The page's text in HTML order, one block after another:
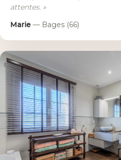
attentes. »
Marie — Bages (66)